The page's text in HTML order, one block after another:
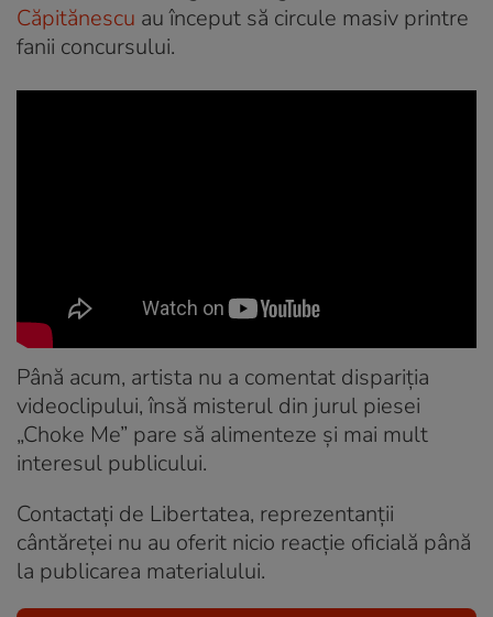
Căpitănescu au început să circule masiv printre
fanii concursului.
Până acum, artista nu a comentat dispariția
videoclipului, însă misterul din jurul piesei
„Choke Me” pare să alimenteze și mai mult
interesul publicului.
Contactați de Libertatea, reprezentanții
cântăreței nu au oferit nicio reacție oficială până
la publicarea materialului.